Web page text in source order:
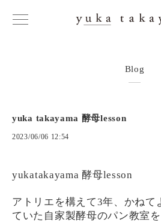
Blog
yuka takayama 酵母lesson
2023/06/06 12:54
yukatakayama酵母lesson
アトリエを構えて3年、かねて
ていた自家製酵母のパン教室を